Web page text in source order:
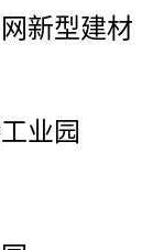
新型建材
业园